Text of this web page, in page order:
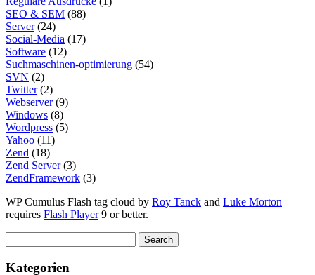
SEO & SEM (88)
Server(24)
Social-Media (17)
Software (12)
Suchmaschinen-optimierung (54)
SVN (2)
Twitter(2)
Webserver(9)
Windows (8)
Wordpress (5)
Yahoo (11)
Zend (18)
Zend Server(3)
ZendFramework (3)
WP Cumulus Flash tag cloud by Roy Tanck and Luke Morton
requires Flash Player9 or better.
Kategorien